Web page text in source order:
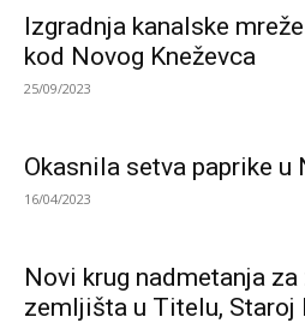
Izgradnja kanalske
kod Novog Kneževca
25/09/2023
Okasnila setva paprike u
16/04/2023
Novi krug nadmetanja za
zemljišta u Titelu, Staroj